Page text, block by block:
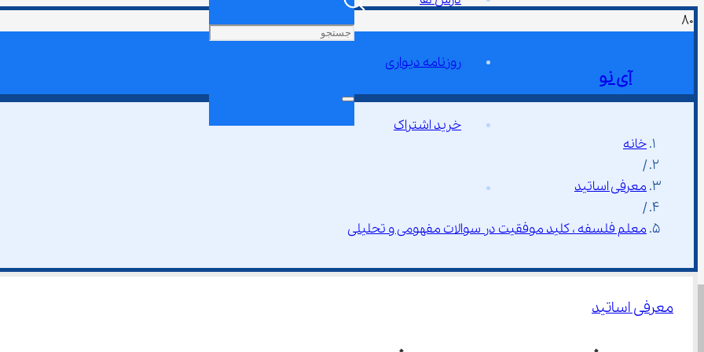
آی نو
روزنامه دیواری
خرید اشتراک
خانه
/
معرفی اساتید
/
معلم فلسفه ، کلید موفقیت در سوالات مفهومی و تحلیلی
معرفی اساتید